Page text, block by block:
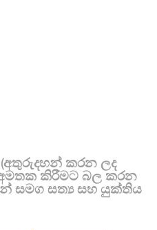
කරන ලද
කිරීමට බල කරන
සමග සත්‍ය සහ යුක්තිය